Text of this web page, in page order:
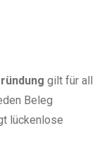
gilt für all
Beleg
lückenlose